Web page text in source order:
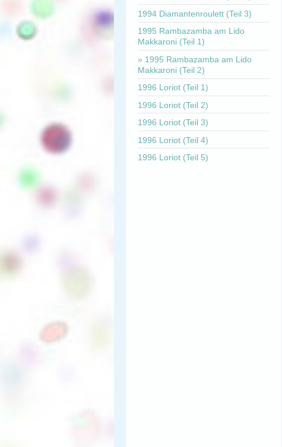
1994 Diamantenroulett (Teil 3)
1995 Rambazamba am Lido
Makkaroni (Teil 1)
1995 Rambazamba am Lido
Makkaroni (Teil 2)
1996 Loriot (Teil 1)
1996 Loriot (Teil 2)
1996 Loriot (Teil 3)
1996 Loriot (Teil 4)
1996 Loriot (Teil 5)